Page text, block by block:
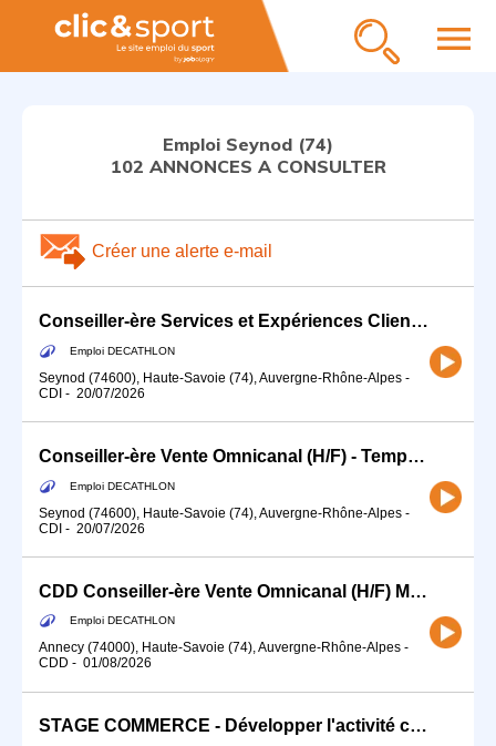
menu
Emploi Seynod (74)
102 ANNONCES A CONSULTER
Créer une alerte e-mail
Conseiller-ère Services et Expériences Client (H/F) - Temps partiel
Emploi DECATHLON
Seynod (74600), Haute-Savoie (74), Auvergne-Rhône-Alpes -
CDI - 20/07/2026
Conseiller-ère Vente Omnicanal (H/F) - Temps partiel
Emploi DECATHLON
Seynod (74600), Haute-Savoie (74), Auvergne-Rhône-Alpes -
CDI - 20/07/2026
CDD Conseiller-ère Vente Omnicanal (H/F) Mi-Août = Fin Septembre
Emploi DECATHLON
Annecy (74000), Haute-Savoie (74), Auvergne-Rhône-Alpes -
CDD - 01/08/2026
STAGE COMMERCE - Développer l'activité commerciale de ton sport (H/F)